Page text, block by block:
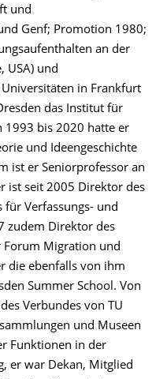
und
Genf; Promotion 1980;
an der
USA) und
in Frankfurt
das Institut für
1993 bis 2020 hatte er
und Ideengeschichte
ist er Seniorprofessor an
ist seit 2005 Direktor des
Verfassungs- und
zudem Direktor des
Forum Migration und
die ebenfalls von ihm
Summer School. Von
Verbundes von TU
und Museen
Funktionen in der
er war Dekan, Mitglied